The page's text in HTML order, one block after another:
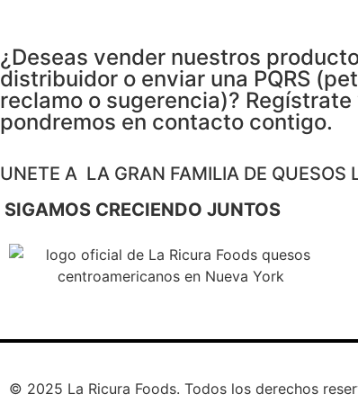
¿Deseas vender nuestros
distribuidor o enviar una PQRS
reclamo o sugerencia)?
pondremos en contacto contigo.
UNETE A LA GRAN FAMILIA DE QUESOS
SIGAMOS CRECIENDO JUNTOS
© 2025 La Ricura Foods. Todos los derechos